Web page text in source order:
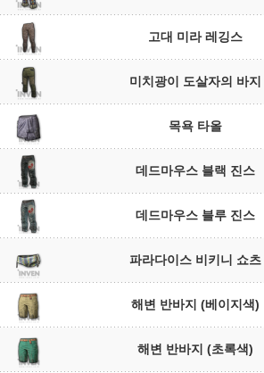
고대 미라 레깅스
미치광이 도살자의 바지
목욕 타올
데드마우스 블랙 진스
데드마우스 블루 진스
파라다이스 비키니 쇼츠
해변 반바지 (베이지색)
해변 반바지 (초록색)